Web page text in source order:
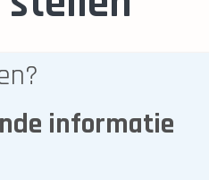
voert
onderzoeken.
we in om eventuele
informatie